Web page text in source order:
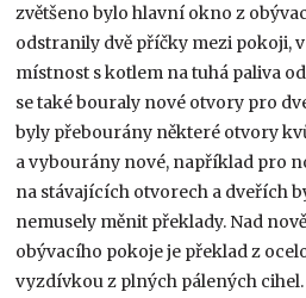
zvětšeno bylo hlavní okno z
odstranily dvě příčky mezi pokoji,
místnost s kotlem na tuhá paliva
se také bouraly nové otvory pro
byly přebourány některé otvory
a vybourány nové, například pro
na stávajících otvorech a dveřích
nemusely měnit překlady. Nad
obývacího pokoje je překlad z
vyzdívkou z plných pálených